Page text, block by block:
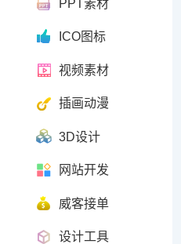
PPT素材
ICO图标
视频素材
插画动漫
3D设计
网站开发
威客接单
设计工具